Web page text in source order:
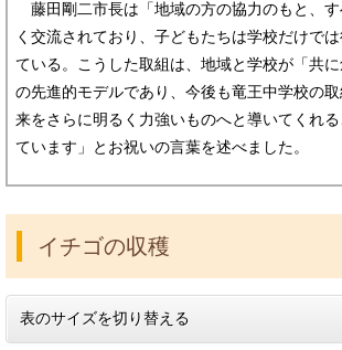
藤田剛二市長は「地域の方の協力のもと、
く交流されており、子どもたちは学校だけで
ている。こうした取組は、地域と学校が「共
の先進的モデルであり、今後も竜王中学校の
来をさらに明るく力強いものへと導いてくれ
ています」とお祝いの言葉を述べました。
イチゴの収穫
表のサイズを切り替える